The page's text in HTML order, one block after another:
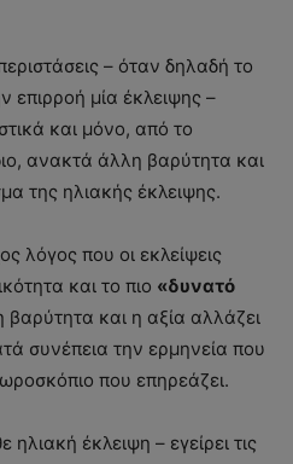
– όταν δηλαδή το
επιρροή μία έκλειψης –
και μόνο, από το
ανακτά άλλη βαρύτητα και
της ηλιακής έκλειψης.
λόγος που οι εκλείψεις
και το πιο «δυνατό
βαρύτητα και η αξία αλλάζει
συνέπεια την ερμηνεία που
που επηρεάζει.
έκλειψη – εγείρει τις